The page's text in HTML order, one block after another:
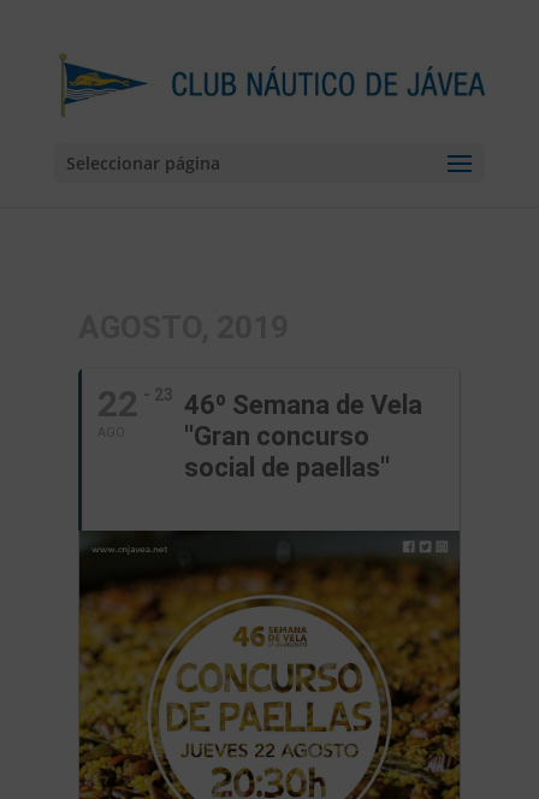
Seleccionar página
22
AGO
- 23
46º Semana de Vela
''Gran concurso
social de paellas''